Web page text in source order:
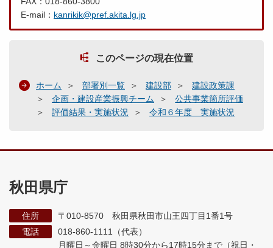
E-mail： kanrikik@pref.akita.lg.jp
このページの現在位置
ホーム 部署別一覧 建設部
建設政策課
企画・建設産業振興チーム
公共事業箇所評価
評価結果・実施状況
令和６年度 実施状況
秋田県庁
住所
〒010-8570 秋田県秋田市山王四丁目1番1号
電話
018-860-1111（代表）
月曜日～金曜日 8時30分から17時15分まで （祝日・